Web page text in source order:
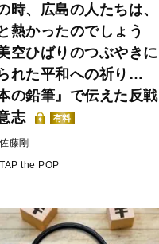
時、広島の人たちは、
熱かったのでしょう
空ひばりのつぶやきに
れた平和への祈り…
の鉛筆』で伝えた反戦
志
有料
佐藤剛
TAP the POP